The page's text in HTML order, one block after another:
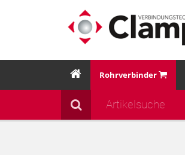
Rohrverbinder